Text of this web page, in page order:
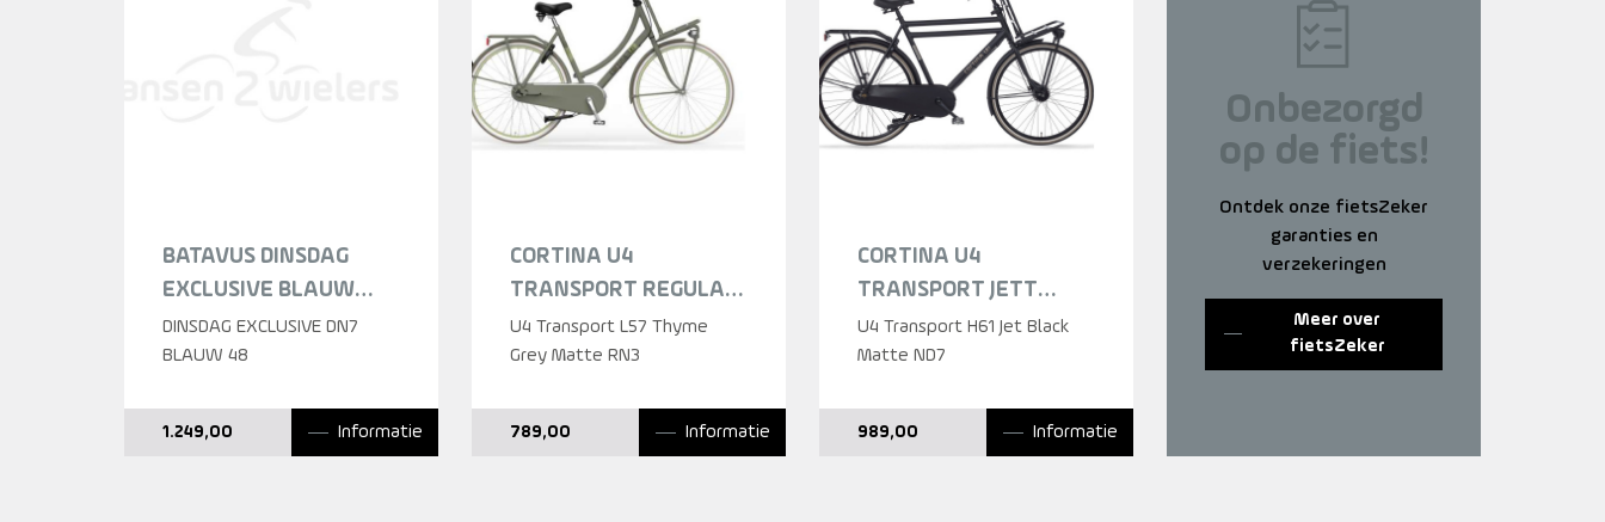
BATAVUS DINSDAG
EXCLUSIVE BLAUW
DAMES 2025
DINSDAG EXCLUSIVE DN7
BLAUW 48
1.249,00 Informatie
CORTINA U4
TRANSPORT REGULAR
THYME GREY MATTE
DAMES 2025
U4 Transport L57 Thyme
Grey Matte RN3
789,00 Informatie
CORTINA U4
TRANSPORT JETT
BLACK MATT HEREN
2025
U4 Transport H61 Jet Black
Matte ND7
989,00 Informatie
Onbezorgd
op de fiets!
Ontdek onze fietsZeker
garanties en
verzekeringen
Meer over
fietsZeker